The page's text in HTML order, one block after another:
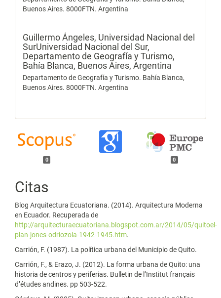
Buenos Aires. 8000FTN. Argentina
Guillermo Ángeles, Universidad Nacional del
SurUniversidad Nacional del Sur,
Departamento de Geografía y Turismo,
Bahía Blanca, Buenos Aires, Argentina
Departamento de Geografía y Turismo. Bahía Blanca,
Buenos Aires. 8000FTN. Argentina
0 0
Citas
Blog Arquitectura Ecuatoriana. (2014). Arquitectura Moderna
en Ecuador. Recuperada de
http://arquitecturaecuatoriana.blogspot.com.ar/2014/05/quitoel-
plan-jones-odriozola-1942-1945.htm.
Carrión, F. (1987). La política urbana del Municipio de Quito.
Carrión, F., & Erazo, J. (2012). La forma urbana de Quito: una
historia de centros y periferias. Bulletin de l’Institut français
d’études andines. pp 503-522.